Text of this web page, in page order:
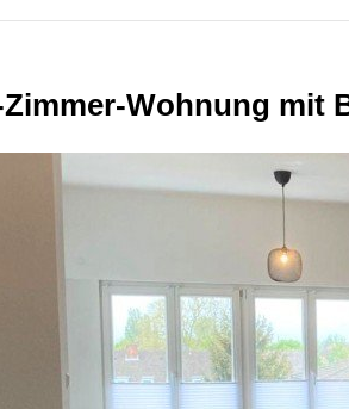
Wohnung mit